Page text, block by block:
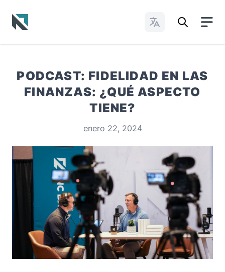
Cambiar idioma
PODCAST: FIDELIDAD EN LAS
FINANZAS: ¿QUÉ ASPECTO
TIENE?
enero 22, 2024